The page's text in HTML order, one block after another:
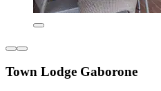
Town Lodge Gaborone